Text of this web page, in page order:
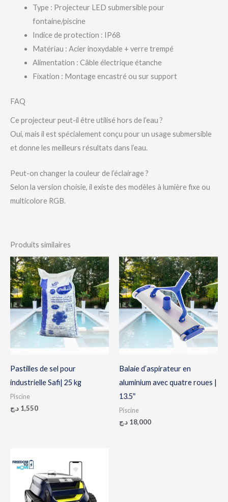
Type : Projecteur LED submersible pour
fontaine/piscine
Indice de protection : IP68
Matériau : Acier inoxydable + verre trempé
Alimentation : Câble électrique étanche
Fixation : Montage encastré ou sur support
FAQ
Ce projecteur peut-il être utilisé hors de l’eau ?
Oui, mais il est spécialement conçu pour un usage submersible
et donne les meilleurs résultats dans l’eau.
Peut-on changer la couleur de l’éclairage ?
Selon la version choisie, il existe des modèles à lumière fixe ou
multicolore RGB.
Produits similaires
Pastilles de sel pour
industrielle Safi| 25 kg
Piscine
1,550 د.ج
Balaie d’aspirateur en
aluminium avec quatre roues |
13.5″
Piscine
18,000 د.ج